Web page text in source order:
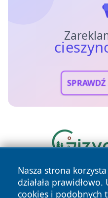
Nasza strona
działała
cookies i podobnych